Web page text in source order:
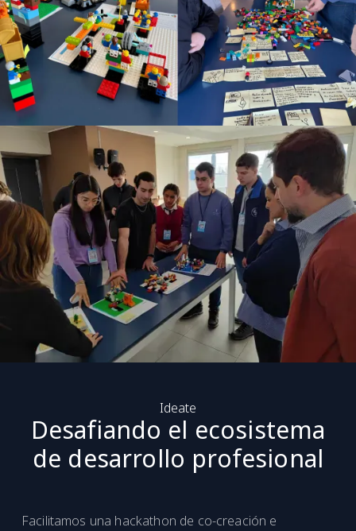
Ideate
Desafiando el ecosistema
de desarrollo profesional
Facilitamos una hackathon de co-creación e